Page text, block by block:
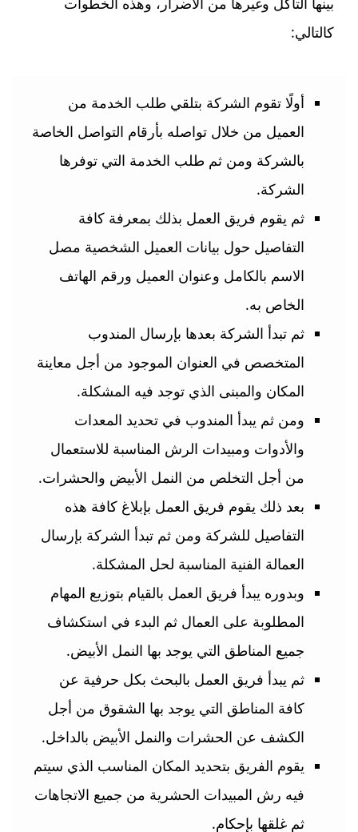
كالتالي:
أولًا تقوم الشركة بتلقي طلب الخدمة من
العميل من خلال تواصله بأرقام التواصل الخاصة
بالشركة ومن ثم طلب الخدمة التي توفرها
الشركة.
ثم يقوم فريق العمل بذلك بمعرفة كافة
التفاصيل حول بيانات العميل الشخصية مصل
الاسم بالكامل وعنوان العميل ورقم الهاتف
الخاص به.
ثم تبدأ الشركة بعدها بإرسال المندوب
المتخصص في العنوان الموجود من أجل معاينة
المكان والمبنى الذي توجد فيه المشكلة.
ومن ثم يبدأ المندوب في تحديد المعدات
والأدوات ومبيدات الرش المناسبة للاستعمال
من أجل التخلص من النمل الأبيض والحشرات.
بعد ذلك يقوم فريق العمل بإبلاغ كافة هذه
التفاصيل للشركة ومن ثم تبدأ الشركة بإرسال
العمالة الفنية المناسبة لحل المشكلة.
وبدوره يبدأ فريق العمل بالقيام بتوزيع المهام
المطلوبة على العمال ثم البدء في استكشاف
جميع المناطق التي يوجد بها النمل الأبيض.
ثم يبدأ فريق العمل بالبحث بكل حرفية عن
كافة المناطق التي يوجد بها الشقوق من أجل
الكشف عن الحشرات والنمل الأبيض بالداخل.
يقوم الفريق بتحديد المكان المناسب الذي سيتم
فيه رش المبيدات الحشرية من جميع الاتجاهات
ثم غلقها بإحكام.